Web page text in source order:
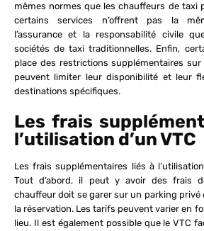
mêmes normes que les chauffeurs de taxi
certains services n’offrent pas la
l’assurance et la responsabilité civile
sociétés de taxi traditionnelles. Enfin,
place des restrictions supplémentaires sur
peuvent limiter leur disponibilité et leur
destinations spécifiques.
Les frais
l’utilisation d’un VTC
Les frais supplémentaires liés à
Tout d’abord, il peut y avoir des frais
chauffeur doit se garer sur un parking
la réservation. Les tarifs peuvent varier en
lieu. Il est également possible que le VTC